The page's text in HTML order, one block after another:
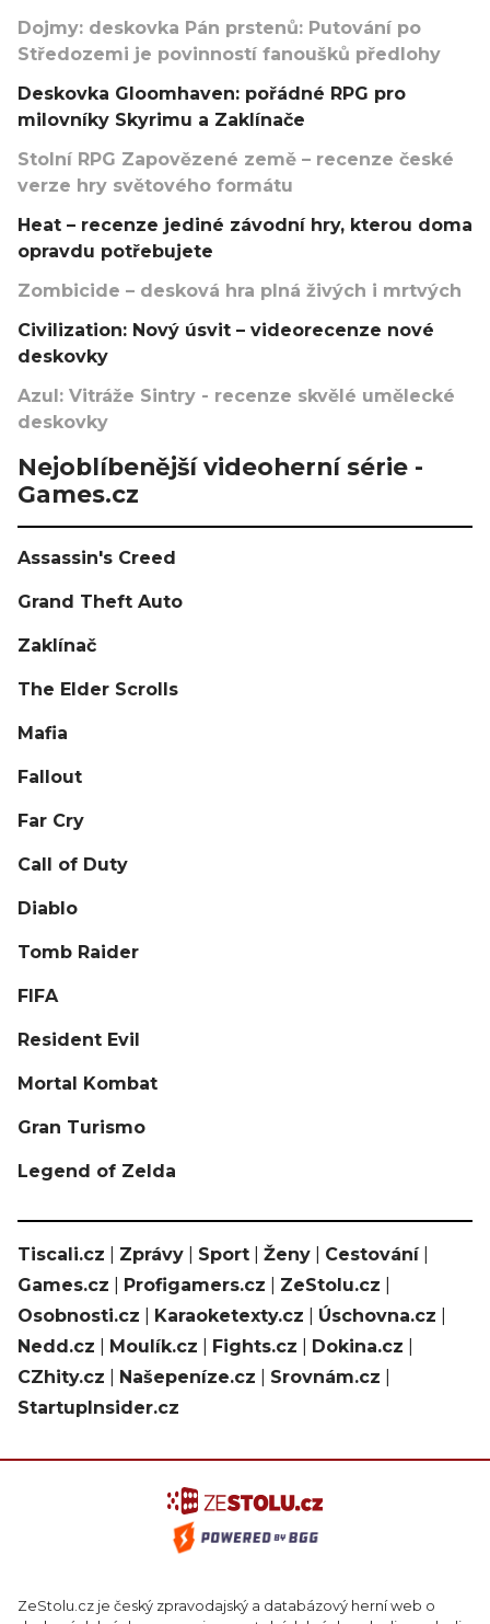
Dojmy: deskovka Pán prstenů: Putování po
Středozemi je povinností fanoušků předlohy
Deskovka Gloomhaven: pořádné RPG pro
milovníky Skyrimu a Zaklínače
Stolní RPG Zapovězené země – recenze české
verze hry světového formátu
Heat – recenze jediné závodní hry, kterou doma
opravdu potřebujete
Zombicide – desková hra plná živých i mrtvých
Civilization: Nový úsvit – videorecenze nové
deskovky
Azul: Vitráže Sintry - recenze skvělé umělecké
deskovky
Nejoblíbenější videoherní série -
Games.cz
Assassin's Creed
Grand Theft Auto
Zaklínač
The Elder Scrolls
Mafia
Fallout
Far Cry
Call of Duty
Diablo
Tomb Raider
FIFA
Resident Evil
Mortal Kombat
Gran Turismo
Legend of Zelda
Tiscali.cz Zprávy Sport Ženy Cestování|
Games.cz
Profigamers.cz ZeStolu.cz
Osobnosti.cz
Karaoketexty.cz Úschovna.cz
Nedd.cz
Moulík.cz Fights.cz Dokina.cz
CZhity.cz
Našepeníze.cz Srovnám.cz
StartupInsider.cz
ZeStolu.cz je český zpravodajský a databázový herní web o